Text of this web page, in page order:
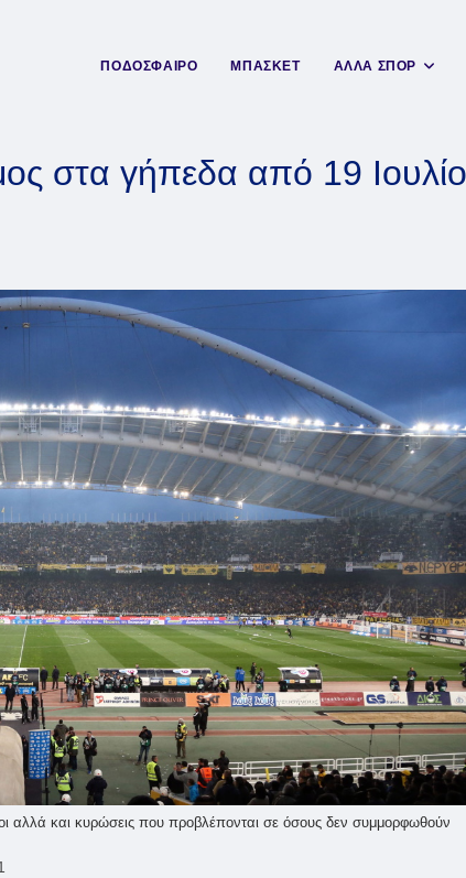
ΠΟΔΟΣΦΑΙΡΟ ΜΠΑΣΚΕΤ ΑΛΛΑ ΣΠΟΡ
στα γήπεδα από 19
αλλά και κυρώσεις που προβλέπονται σε όσους δεν συμμορφωθούν